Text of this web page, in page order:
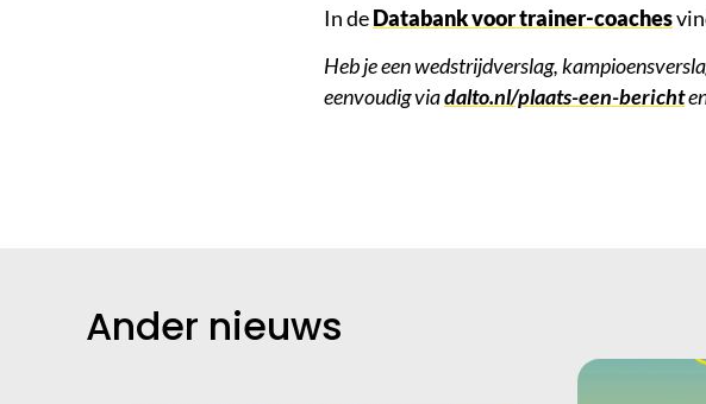
In deDatabank voor trainer-coaches
Heb je een wedstrijdverslag,
eenvoudig viadalto.nl/plaats-een-bericht
Ander nieuws